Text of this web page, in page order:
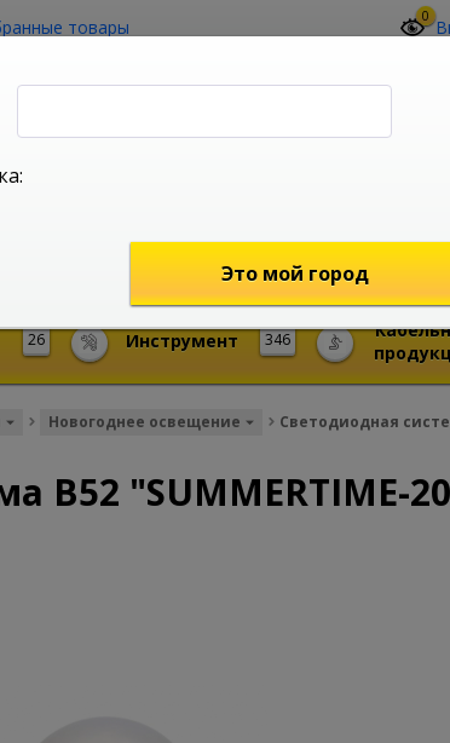
товары 0
shop@mireks.ru
26 346
Инструмент
Новогоднее освещение Светодиодная
B52 "SUMMERTIME-
Это мой город